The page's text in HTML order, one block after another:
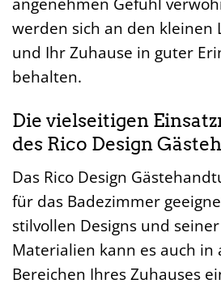
werden sich an den kleinen
und Ihr Zuhause in guter
behalten.
Die vielseitigen
des Rico Design
Das Rico Design
für das Badezimmer
stilvollen Designs und
Materialien kann es auch in
Bereichen Ihres Zuhauses